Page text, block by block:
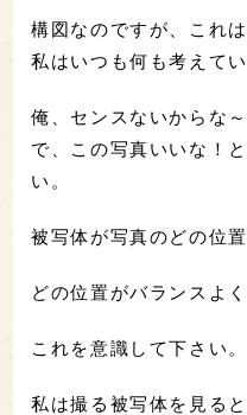
構図なのですが、これ
私はいつも何も考えてい
俺、センスないからな
で、この写真いいな！
い。
被写体が写真のどの位
どの位置がバランスよ
これを意識して下さい。
私は撮る被写体を見る